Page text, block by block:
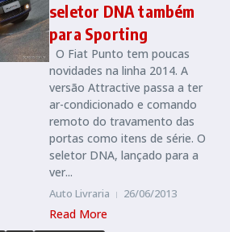
seletor DNA também
para Sporting
O Fiat Punto tem poucas
novidades na linha 2014. A
versão Attractive passa a ter
ar-condicionado e comando
remoto do travamento das
portas como itens de série. O
seletor DNA, lançado para a
ver...
Auto Livraria 26/06/2013
Read More